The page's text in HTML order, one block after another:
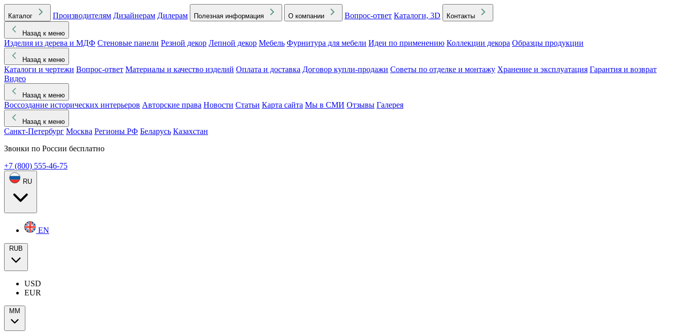
Каталог Производителям Дизайнерам Дилерам Полезная информация О компании Вопрос-ответ Каталоги, 3D Контакты
Назад к меню
Изделия из дерева и МДФ Стеновые панели Резной декор Лепной декор Мебель Фурнитура для мебели Идеи по применению Коллекции декора Образцы продукции
Назад к меню
Каталоги и чертежи Вопрос-ответ Материалы и качество изделий Оплата и доставка Договор купли-продажи Советы по отделке и монтажу Хранение и эксплуатация Гарантия и возврат
Видео
Назад к меню
Воссоздание исторических интерьеров Авторские права Новости Статьи Карта сайта Мы в СМИ Отзывы Галерея
Назад к меню
Санкт-Петербург Москва Регионы РФ Беларусь Казахстан
Звонки по России бесплатно
+7 (800) 555-46-75
RU
EN
RUB
USD
EUR
ММ